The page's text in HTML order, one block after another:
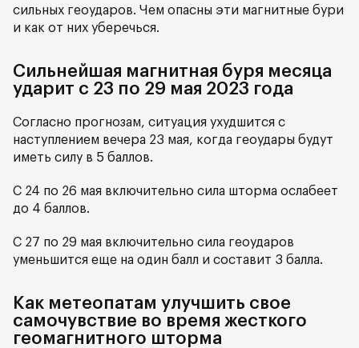
сильных геоударов. Чем опасны эти магнитные бури
и как от них уберечься.
Сильнейшая магнитная буря месяца
ударит с 23 по 29 мая 2023 года
Согласно прогнозам, ситуация ухудшится с
наступлением вечера 23 мая, когда геоудары будут
иметь силу в 5 баллов.
С 24 по 26 мая включительно сила шторма ослабеет
до 4 баллов.
С 27 по 29 мая включительно сила геоударов
уменьшится еще на один балл и составит 3 балла.
Как метеопатам улучшить свое
самочувствие во время жесткого
геомагнитного шторма